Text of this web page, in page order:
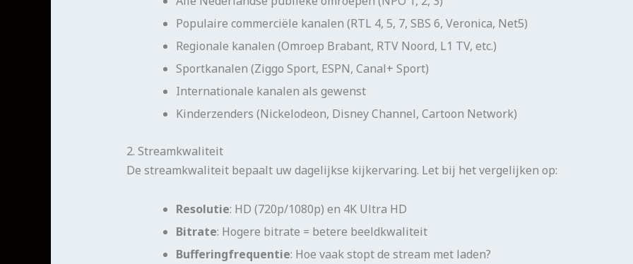
Populaire commerciële kanalen (RTL 4, 5, 7, SBS 6, Veronica, Net5)
Regionale kanalen (Omroep Brabant, RTV Noord, L1 TV, etc.)
Sportkanalen (Ziggo Sport, ESPN, Canal+ Sport)
Internationale kanalen als gewenst
Kinderzenders (Nickelodeon, Disney Channel, Cartoon Network)
2. Streamkwaliteit
De streamkwaliteit bepaalt uw dagelijkse kijkervaring. Let bij het vergelijken op:
Resolutie: HD (720p/1080p) en 4K Ultra HD
Bitrate: Hogere bitrate = betere beeldkwaliteit
Bufferingfrequentie: Hoe vaak stopt de stream met laden?